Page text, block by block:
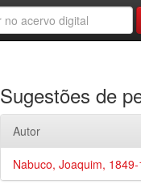
Sugestões de
Autor
Nabuco, Joaquim,